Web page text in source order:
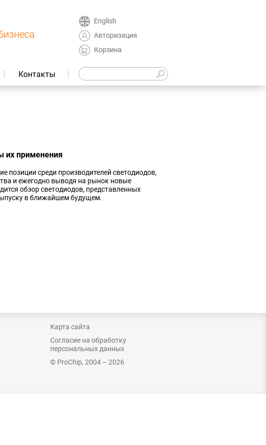
English
Авторизация
Корзина
Контакты
их применения
позиции среди производителей светодиодов,
и ежегодно выводя на рынок новые
обзор светодиодов, представленных
в ближайшем будущем.
Карта сайта
Согласие на обработку
персональных данных
© ProChip, 2004 – 2026